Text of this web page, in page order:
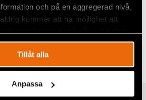
och på en aggregerad nivå,
kommer att ha möjlighet att
Tillåt alla
Anpassa
Innovation